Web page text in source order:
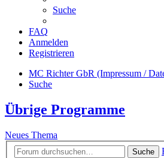
Suche
FAQ
Anmelden
Registrieren
MC Richter GbR (Impressum /
Suche
Übrige Programme
Neues Thema
Suche